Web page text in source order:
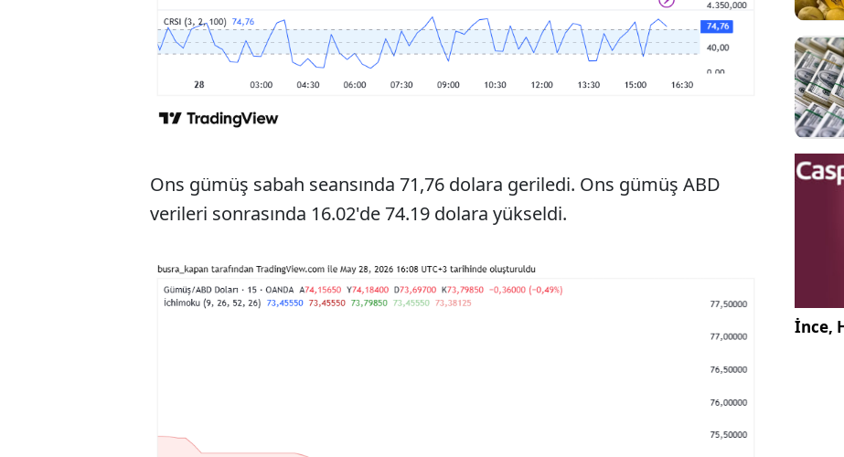
Ons gümüş sabah seansında 71,76 dolara geriledi. Ons gümüş ABD
verileri sonrasında 16.02'de 74.19 dolara yükseldi.
İnce,